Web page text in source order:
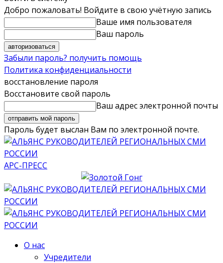
Добро пожаловать! Войдите в свою учётную запись
Ваше имя пользователя
Ваш пароль
Забыли пароль? получить помощь
Политика конфиденциальности
восстановление пароля
Восстановите свой пароль
Ваш адрес электронной почты
Пароль будет выслан Вам по электронной почте.
АРС-ПРЕСС
О нас
Учредители